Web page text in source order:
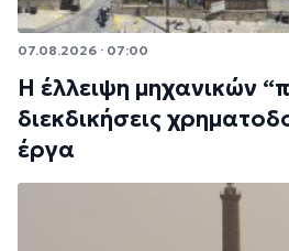
07.08.2026 · 07:00
Η έλλειψη μηχανικών
διεκδικήσεις
έργα